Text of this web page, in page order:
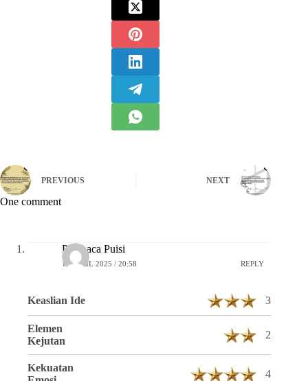
PREVIOUS NEXT
One comment
Pembaca Puisi
16 APRIL 2025 / 20:58 REPLY
Keaslian Ide 3
Elemen
Kejutan
2
Kekuatan
4